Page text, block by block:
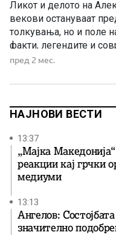
Ликот и делото на
векови остануваат
толкувања, но и поле
факти, легендите и
присвојување на
преобликуваат
пред 2 мес.
НАЈНОВИ ВЕСТИ
13:37
„Мајка
реакции кај грчки
медиуми
13:13
Ангелов:
значително